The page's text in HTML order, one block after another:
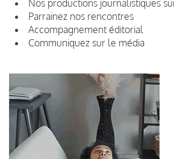
Nos productions journalistiques
Parrainez nos rencontres
Accompagnement éditorial
Communiquez sur le média